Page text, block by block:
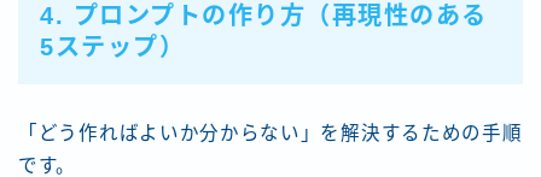
4. プロンプトの作り方（再現性のある
5ステップ）
「どう作ればよいか分からない」を解決するための手順
です。